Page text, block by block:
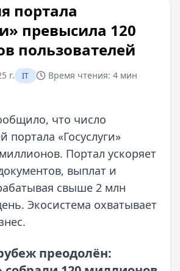
портала
превысила 120
пользователей
г. IT Время чтения: 4 мин
что число
портала «Госуслуги»
Портал ускоряет
выплат и
свыше 2 млн
Экосистема охватывает
преодолён: